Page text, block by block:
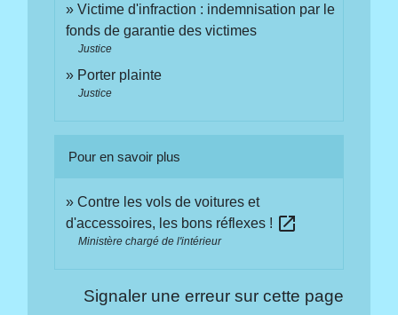
Victime d'infraction : indemnisation par le
fonds de garantie des victimes
Justice
Porter plainte
Justice
Pour en savoir plus
Contre les vols de voitures et
d'accessoires, les bons réflexes ! open_in_new
Ministère chargé de l'intérieur
Signaler une erreur sur cette page